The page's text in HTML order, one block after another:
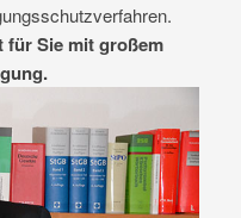
für Sie mit großem